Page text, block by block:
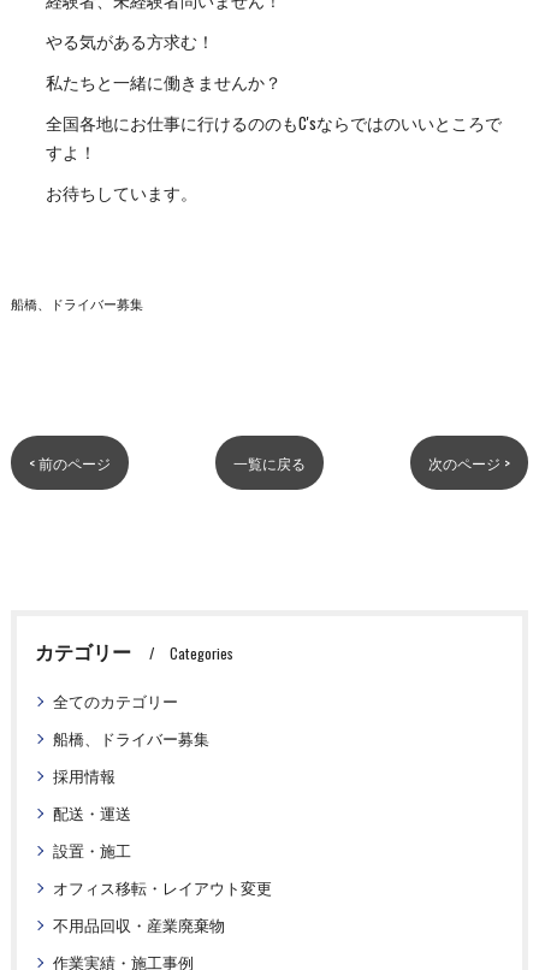
やる気がある方求む！
私たちと一緒に働きませんか？
全国各地にお仕事に行けるののもC'sならではのいいところで
すよ！
お待ちしています。
船橋、ドライバー募集
< 前のページ 一覧に戻る 次のページ >
カテゴリー Categories
全てのカテゴリー
船橋、ドライバー募集
採用情報
配送・運送
設置・施工
オフィス移転・レイアウト変更
不用品回収・産業廃棄物
作業実績・施工事例